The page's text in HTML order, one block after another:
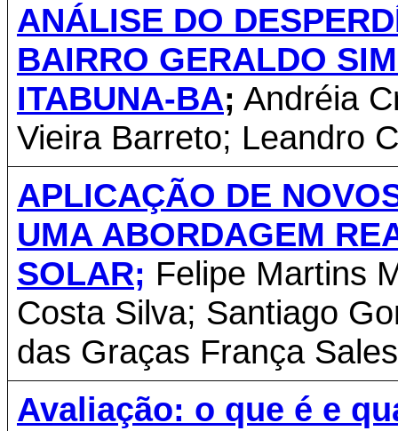
ANÁLISE DO
BAIRRO GERALDO
ITABUNA-BA; Andréia
Vieira Barreto; Leandro
APLICAÇÃO DE
UMA ABORDAGEM
SOLAR; Felipe Martins
Costa Silva; Santiago
das Graças França
Avaliação: o que é e